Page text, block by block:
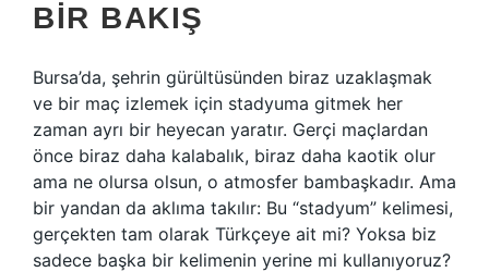
BIR BAKIŞ
Bursa’da, şehrin gürültüsünden biraz uzaklaşmak
ve bir maç izlemek için stadyuma gitmek her
zaman ayrı bir heyecan yaratır. Gerçi maçlardan
önce biraz daha kalabalık, biraz daha kaotik olur
ama ne olursa olsun, o atmosfer bambaşkadır. Ama
bir yandan da aklıma takılır: Bu “stadyum” kelimesi,
gerçekten tam olarak Türkçeye ait mi? Yoksa biz
sadece başka bir kelimenin yerine mi kullanıyoruz?